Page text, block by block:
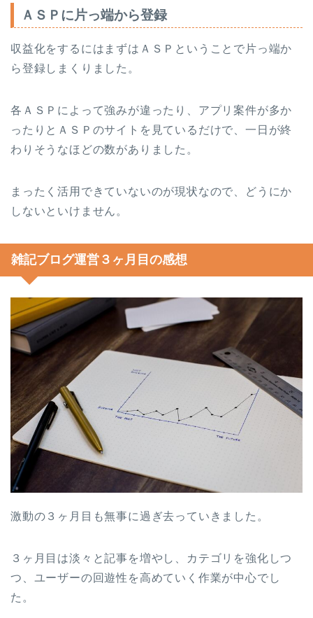
ＡＳＰに片っ端から登録
収益化をするにはまずはＡＳＰということで片っ端か
ら登録しまくりました。
各ＡＳＰによって強みが違ったり、アプリ案件が多か
ったりとＡＳＰのサイトを見ているだけで、一日が終
わりそうなほどの数がありました。
まったく活用できていないのが現状なので、どうにか
しないといけません。
雑記ブログ運営３ヶ月目の感想
激動の３ヶ月目も無事に過ぎ去っていきました。
３ヶ月目は淡々と記事を増やし、カテゴリを強化しつ
つ、ユーザーの回遊性を高めていく作業が中心でし
た。